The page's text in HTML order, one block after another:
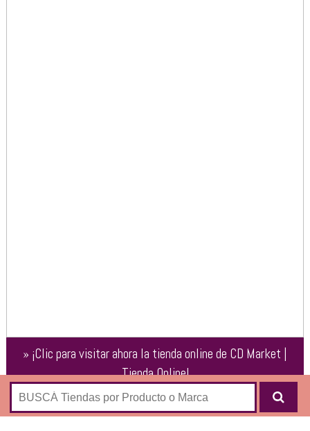
» ¡Clic para visitar ahora la tienda online de CD Market |
Tienda Online!
Venta online de consolas y videojuegos originales. Software